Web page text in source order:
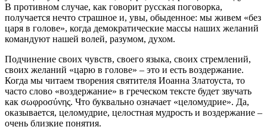
В противном случае, как говорит русская поговорка,
получается нечто страшное и, увы, обыденное: мы живем «без
царя в голове», когда демократические массы наших желаний
командуют нашей волей, разумом, духом.
Подчинение своих чувств, своего языка, своих стремлений,
своих желаний «царю в голове» – это и есть воздержание.
Когда мы читаем творения святителя Иоанна Златоуста, то
часто слово «воздержание» в греческом тексте будет звучать
как σωφροσύνης. Что буквально означает «целомудрие». Да,
оказывается, целомудрие, целостная мудрость и воздержание –
очень близкие понятия.